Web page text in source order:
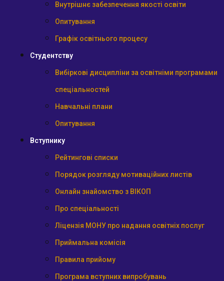
Внутрішнє забезпечення якості освіти
Опитування
Графік освітнього процесу
Студентству
Вибіркові дисципліни за освітніми програмами
спеціальностей
Навчальні плани
Опитування
Вступнику
Рейтингові списки
Порядок розгляду мотиваційних листів
Онлайн знайомство з ВІКОП
Про спеціальності
Ліцензія МОНУ про надання освітніх послуг
Приймальна комісія
Правила прийому
Програма вступних випробувань